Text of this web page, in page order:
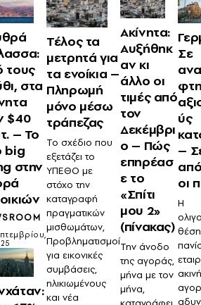
τους
στα
$40
– Το
big
στην
Τέλος τα
μετρητά για
τα ενοίκια –
Πληρωμή
μόνο μέσω
τράπεζας
Το σχέδιο που
εξετάζει το
ΥΠΕΘΟ με
στόχο την
καταγραφή
πραγματικών
μισθωμάτων,
Προβληματισμοί
για εικονικές
συμβάσεις,
ηλικιωμένους
και νέα
Ακίνητα:
Αυξήθηκ
αν κι
άλλο οι
τιμές από
τον
Δεκέμβρι
ο – Πώς
επηρέασ
ε το
«Σπίτι
μου 2»
(πίνακας)
Την άνοδο
της αγοράς,
μήνα με τον
μήνα,
Σε
ύς
–
οι
Η